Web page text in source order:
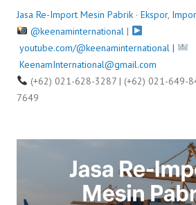
Jasa Re-Import Mesin Pabrik · Ekspor, Impor
@keenaminternational|
youtube.com/@keenaminternational |
KeenamInternational@gmail.com
(+62) 021-628-3287 | (+62) 021-649-
7649